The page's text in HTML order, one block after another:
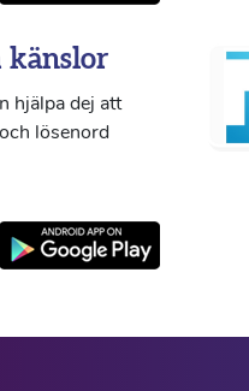
känslor
hjälpa dej att
lösenord